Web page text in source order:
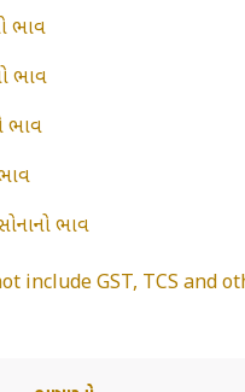
ભાવ
ભાવ
ભાવ
ભાવ
GST, TCS and